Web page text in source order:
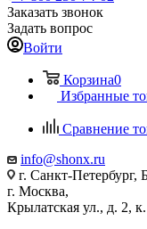
Заказать звонок
Задать вопрос
Войти
Корзина0
Избранные
Сравнение
info@shonx.ru
г. Санкт-Петербург,
г. Москва,
Крылатская ул., д. 2,